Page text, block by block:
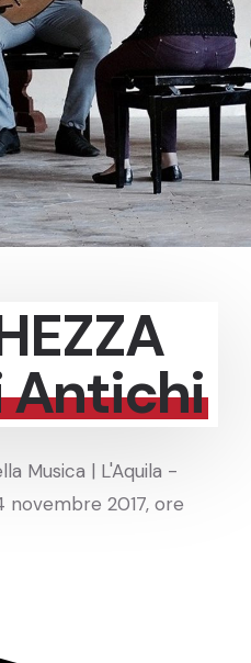
Antichi
Musica | L'Aquila -
novembre 2017, ore